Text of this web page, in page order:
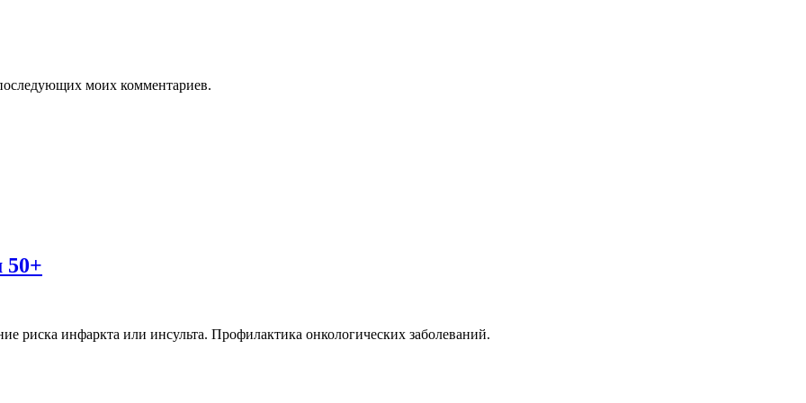
моих комментариев.
50+
риска инфаркта или инсульта. Профилактика онкологических заболеваний.